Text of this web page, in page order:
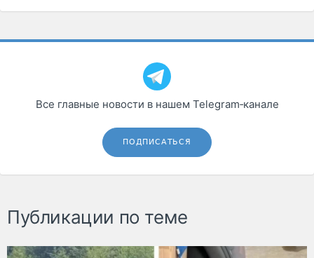
Все главные новости в нашем Telegram‑канале
ПОДПИСАТЬСЯ
Публикации по теме